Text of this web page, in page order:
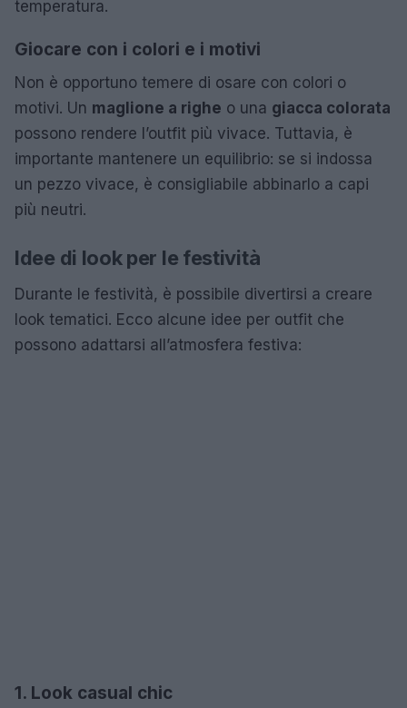
temperatura.
Giocare con i colori e i motivi
Non è opportuno temere di osare con colori o
motivi. Un maglione a righe o una giacca colorata
possono rendere l’outfit più vivace. Tuttavia, è
importante mantenere un equilibrio: se si indossa
un pezzo vivace, è consigliabile abbinarlo a capi
più neutri.
Idee di look per le festività
Durante le festività, è possibile divertirsi a creare
look tematici. Ecco alcune idee per outfit che
possono adattarsi all’atmosfera festiva:
1. Look casual chic